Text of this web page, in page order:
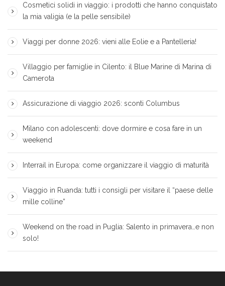
Cosmetici solidi in viaggio: i prodotti che hanno conquistato
la mia valigia (e la pelle sensibile)
Viaggi per donne 2026: vieni alle Eolie e a Pantelleria!
Villaggio per famiglie in Cilento: il Blue Marine di Marina di
Camerota
Assicurazione di viaggio 2026: sconti Columbus
Milano con adolescenti: dove dormire e cosa fare in un
weekend
Interrail in Europa: come organizzare il viaggio di maturità
Viaggio in Ruanda: tutti i consigli per visitare il “paese delle
mille colline”
Weekend on the road in Puglia: Salento in primavera…e non
solo!